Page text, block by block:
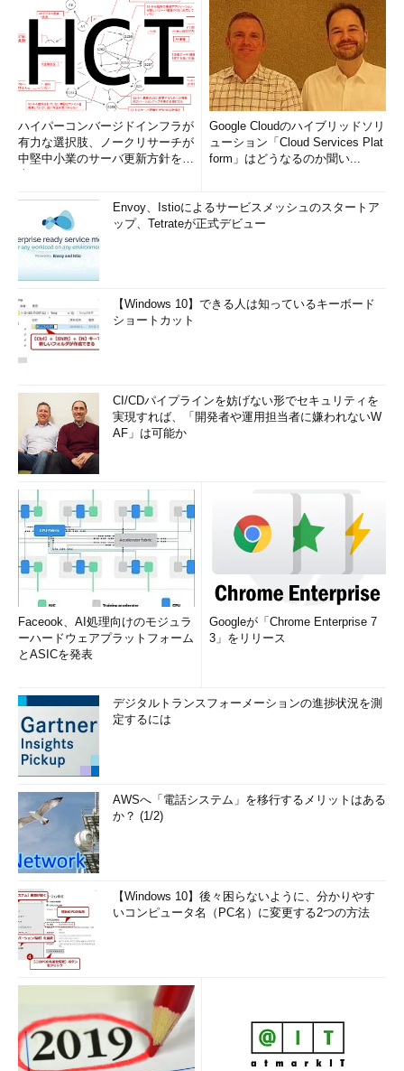
ハイパーコンバージドインフラが
有力な選択肢、ノークリサーチが
中堅中小業のサーバ更新方針を調
Google Cloudのハイブリッドソリ
ューション「Cloud Services Plat
form」はどうなるのか聞い...
Envoy、Istioによるサービスメッシュのスタートア
ップ、Tetrateが正式デビュー
【Windows 10】できる人は知っているキーボード
ショートカット
CI/CDパイプラインを妨げない形でセキュリティを
実現すれば、「開発者や運用担当者に嫌われないW
AF」は可能か
Faceook、AI処理向けのモジュラ
ーハードウェアプラットフォーム
とASICを発表
Googleが「Chrome Enterprise 7
3」をリリース
デジタルトランスフォーメーションの進捗状況を測
定するには
AWSへ「電話システム」を移行するメリットはある
か？ (1/2)
【Windows 10】後々困らないように、分かりやす
いコンピュータ名（PC名）に変更する2つの方法